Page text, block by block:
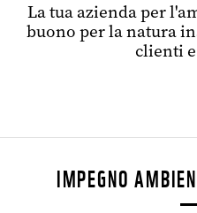
La tua azienda per
buono per la natura
clienti
IMPEGNO